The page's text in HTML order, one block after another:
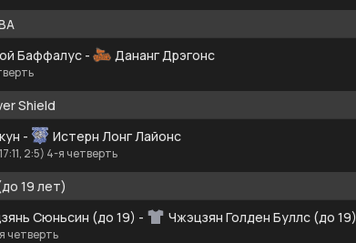
Баффалус - Дананг Дрэгонс
Shield
- Истерн Лонг Лайонс
2:5) 4-я четверть
19 лет)
Сюньсин (до 19) - Чжэцзян Голден Буллс (до 19)
четверть